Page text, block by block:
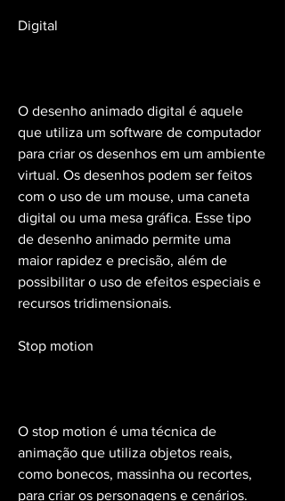
Digital
O desenho animado digital é aquele
que utiliza um software de computador
para criar os desenhos em um ambiente
virtual. Os desenhos podem ser feitos
com o uso de um mouse, uma caneta
digital ou uma mesa gráfica. Esse tipo
de desenho animado permite uma
maior rapidez e precisão, além de
possibilitar o uso de efeitos especiais e
recursos tridimensionais.
Stop motion
O stop motion é uma técnica de
animação que utiliza objetos reais,
como bonecos, massinha ou recortes,
para criar os personagens e cenários.